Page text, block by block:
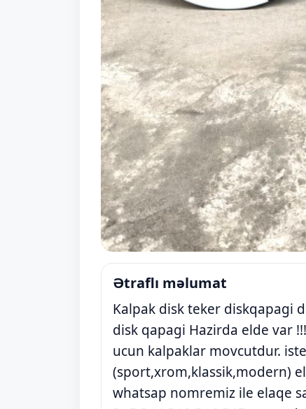
Ətraflı məlumat
Kalpak disk teker diskqapagi
disk qapagi Hazirda elde var
ucun kalpaklar movcutdur.
(sport,xrom,klassik,modern)
whatsap nomremiz ile elaqe